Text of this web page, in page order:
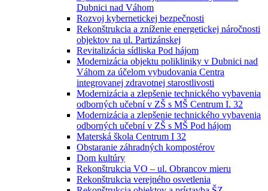
Dubnici nad Váhom
Rozvoj kybernetickej bezpečnosti
Rekonštrukcia a zníženie energetickej náročnosti
objektov na ul. Partizánskej
Revitalizácia sídliska Pod hájom
Modernizácia objektu polikliniky v Dubnici nad
Váhom za účelom vybudovania Centra
integrovanej zdravotnej starostlivosti
Modernizácia a zlepšenie technického vybavenia
odborných učební v ZŠ s MŠ Centrum I. 32
Modernizácia a zlepšenie technického vybavenia
odborných učební v ZŠ s MŠ Pod hájom
Materská škola Centrum I 32
Obstaranie záhradných kompostérov
Dom kultúry
Rekonštrukcia VO – ul. Obrancov mieru
Rekonštrukcia verejného osvetlenia